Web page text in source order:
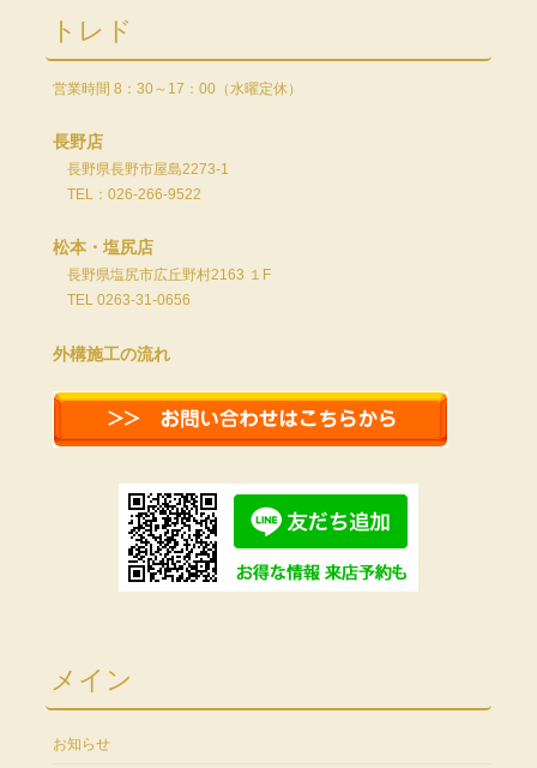
トレド
営業時間 8：30～17：00（水曜定休）
長野店
長野県長野市屋島2273-1
TEL：026-266-9522
松本・塩尻店
長野県塩尻市広丘野村2163 １F
TEL 0263-31-0656
外構施工の流れ
メイン
お知らせ